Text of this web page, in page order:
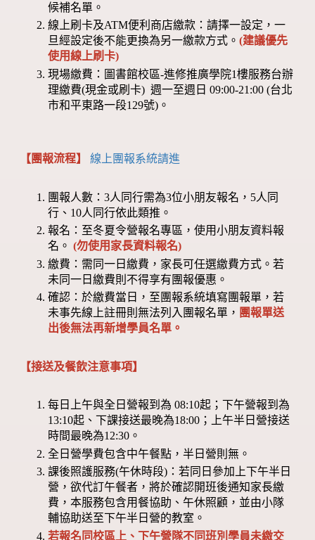
候補名單。
線上刷卡及ATM便利商店繳款：請擇一設定，一
旦經設定後不能更換為另一繳款方式。(建議優先
使用線上刷卡)
現場繳費：圖書館校區-進修推廣學院1樓服務台辦
理繳費(現金或刷卡) 週一至週日 09:00-21:00 (台北
市和平東路一段129號)。
【團報流程】線上團報系統請進
團報人數：3人同行需為3位小朋友報名，5人同
行、10人同行依此類推。
報名：至冬夏令營報名專區，使用小朋友資料報
名。 (勿使用家長資料報名)
繳費：需同一日繳費，家長可任選繳費方式。若
未同一日繳費則不得享有團報優惠。
確認：於繳費當日，至團報系統填寫團報單，若
未事先線上註冊則無法列入團報名單， 團報單送
出後無法再新增學員名單。
【接送及餐飲注意事項】
每日上午與全日營報到為 08:10起；下午營報到為
13:10起、下課接送最晚為18:00；上午半日營接送
時間最晚為12:30。
全日營學費包含中午餐點，半日營則無。
課後照護服務(午休時段)：若同日參加上下午半日
營，欲代訂午餐者，將於確認開班後通知家長繳
費，本服務包含用餐協助、午休照顧，並由小隊
輔協助送至下午半日營的教室。
若報名同校區上、下午營隊不同班別學員未繳交